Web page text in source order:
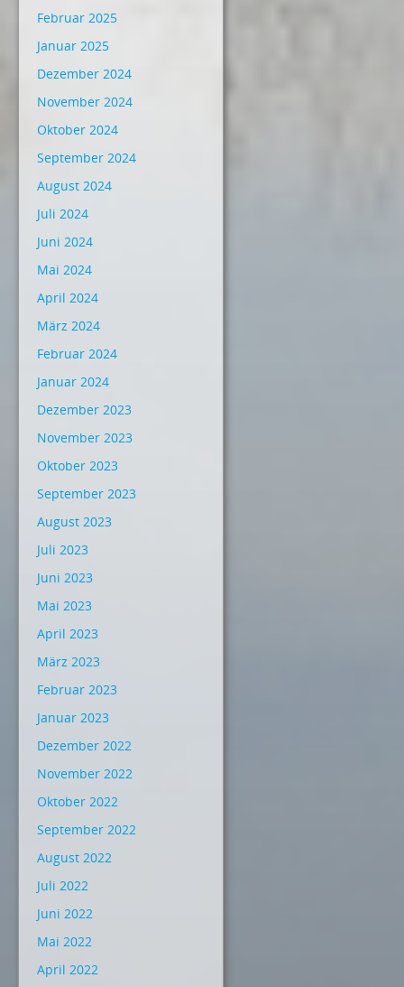
Februar 2025
Januar 2025
Dezember 2024
November 2024
Oktober 2024
September 2024
August 2024
Juli 2024
Juni 2024
Mai 2024
April 2024
März 2024
Februar 2024
Januar 2024
Dezember 2023
November 2023
Oktober 2023
September 2023
August 2023
Juli 2023
Juni 2023
Mai 2023
April 2023
März 2023
Februar 2023
Januar 2023
Dezember 2022
November 2022
Oktober 2022
September 2022
August 2022
Juli 2022
Juni 2022
Mai 2022
April 2022